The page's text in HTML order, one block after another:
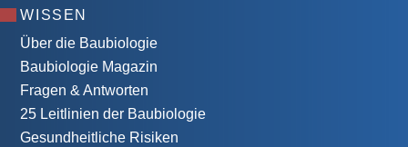
WISSEN
Über die Baubiologie
Baubiologie Magazin
Fragen & Antworten
25 Leitlinien der Baubiologie
Gesundheitliche Risiken